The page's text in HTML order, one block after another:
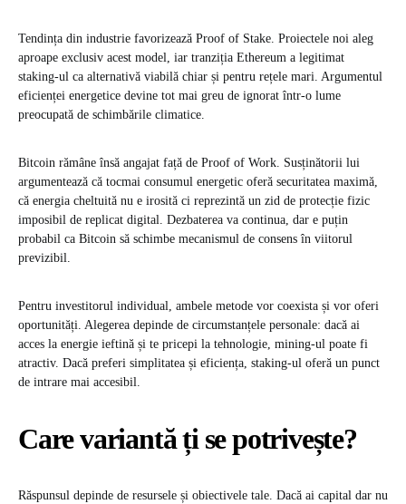
Tendința din industrie favorizează Proof of Stake. Proiectele noi aleg
aproape exclusiv acest model, iar tranziția Ethereum a legitimat
staking-ul ca alternativă viabilă chiar și pentru rețele mari. Argumentul
eficienței energetice devine tot mai greu de ignorat într-o lume
preocupată de schimbările climatice.
Bitcoin rămâne însă angajat față de Proof of Work. Susținătorii lui
argumentează că tocmai consumul energetic oferă securitatea maximă,
că energia cheltuită nu e irosită ci reprezintă un zid de protecție fizic
imposibil de replicat digital. Dezbaterea va continua, dar e puțin
probabil ca Bitcoin să schimbe mecanismul de consens în viitorul
previzibil.
Pentru investitorul individual, ambele metode vor coexista și vor oferi
oportunități. Alegerea depinde de circumstanțele personale: dacă ai
acces la energie ieftină și te pricepi la tehnologie, mining-ul poate fi
atractiv. Dacă preferi simplitatea și eficiența, staking-ul oferă un punct
de intrare mai accesibil.
Care variantă ți se potrivește?
Răspunsul depinde de resursele și obiectivele tale. Dacă ai capital dar nu